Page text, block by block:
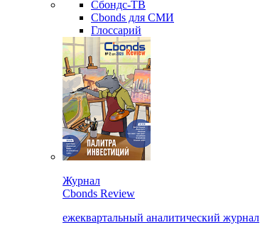
Сбондс-ТВ
Cbonds для СМИ
Глоссарий
Журнал
Cbonds Review
ежеквартальный аналитический журнал